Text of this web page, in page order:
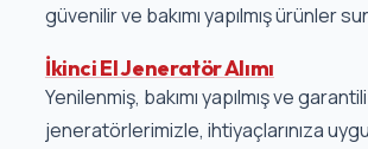
güvenilir ve bakımı yapılmış ürünler
İkinci El Jeneratör Alımı
Yenilenmiş, bakımı yapılmış ve
jeneratörlerimizle, ihtiyaçlarınıza